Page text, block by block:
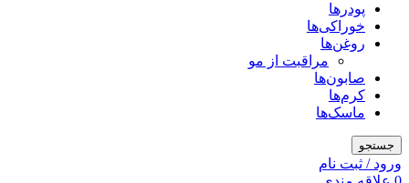
پودرها
خوراکی‌ها
روغن‌ها
مراقبت از مو
صابون‌ها
کرم‌ها
ماسک‌ها
جستجو
ورود / ثبت نام